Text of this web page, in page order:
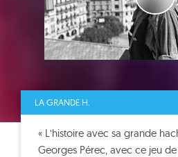
LA GRANDE H.
« L’histoire avec sa grande
Georges Pérec, avec ce jeu